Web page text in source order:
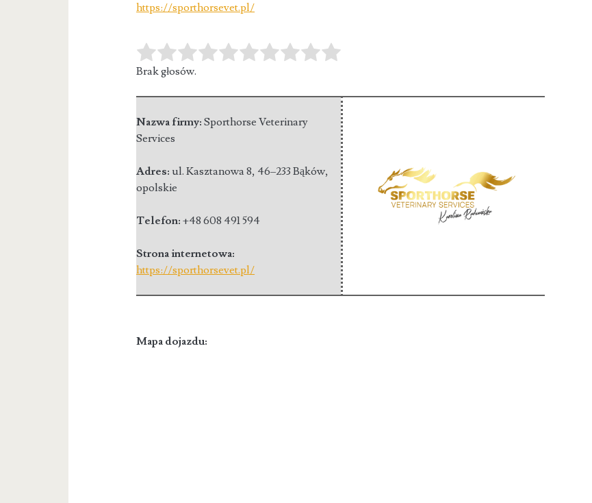
https://sporthorsevet.pl/
Brak głosów.
Nazwa firmy:Sporthorse Veterinary
Services
Adres:ul. Kasztanowa 8, 46–233 Bąków,
opolskie
Telefon:+48 608 491 594
Strona internetowa:
https://sporthorsevet.pl/
Mapa dojazdu: